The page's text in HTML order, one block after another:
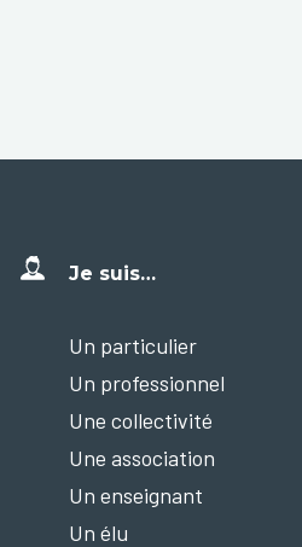
Je suis…
Un particulier
Un professionnel
Une collectivité
Une association
Un enseignant
Un élu